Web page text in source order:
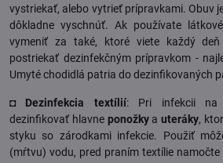
vystriekať, alebo vytrieť prípravkami. Obuv
dôkladne vyschnúť. Ak používate
vymeniť za také, ktoré viete každý
postriekať dezinfekčným prípravkom -
Umyté chodidlá patria do dezinfikovaných
◘ Dezinfekcia textílií: Pri infekcii na
dezinfikovať hlavne ponožkya uteráky,
styku so zárodkami infekcie. Použiť
(mŕtvu) vodu, pred praním textílie